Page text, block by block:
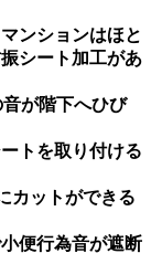
ンションはほと
シート加工があ
が階下へひび
トを取り付ける
カットができる
便行為音が遮断